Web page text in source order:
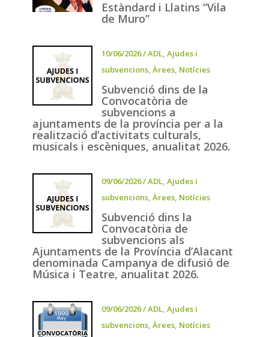
Estàndard i Llatins “Vila
de Muro”
10/06/2026/ADL, Ajudes i
subvencions, Àrees, Notícies
Subvenció dins de la
Convocatòria de
subvencions a
ajuntaments de la província per a la
realització d’activitats culturals,
musicals i escèniques, anualitat 2026.
09/06/2026/ADL, Ajudes i
subvencions, Àrees, Notícies
Subvenció dins la
Convocatòria de
subvencions als
Ajuntaments de la Província d’Alacant
denominada Campanya de difusió de
Música i Teatre, anualitat 2026.
09/06/2026/ADL, Ajudes i
subvencions, Àrees, Notícies